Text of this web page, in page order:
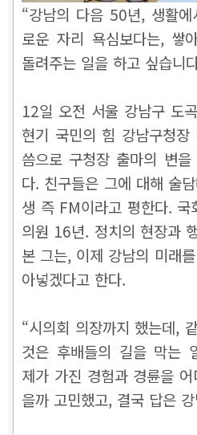
“강남의 다음 50년, 생활
로운 자리 욕심보다는, 쌓
돌려주는 일을 하고 싶습니
12일 오전 서울 강남구 도
현기 국민의 힘 강남구청
씀으로 구청장 출마의 변
다. 친구들은 그에 대해 술
생 즉 FM이라고 평한다.
의원 16년. 정치의 현장과
본 그는, 이제 강남의 미래
아넣겠다고 한다.
“시의회 의장까지 했는데,
것은 후배들의 길을 막는
제가 가진 경험과 경륜을
을까 고민했고, 결국 답은